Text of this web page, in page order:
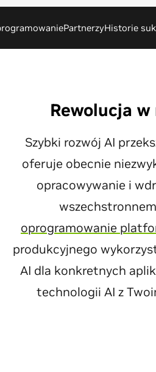
PartnerzyHistorie
Rewolucja
Szybki rozwój AI
oferuje obecnie
opracowywanie i
oprogramowanie
produkcyjnego
AI dla konkretnych
technologii AI z